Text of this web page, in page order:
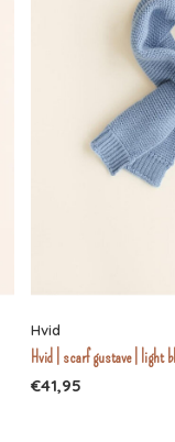
Hvid
Hvid | scarf gustave | light
€41,95